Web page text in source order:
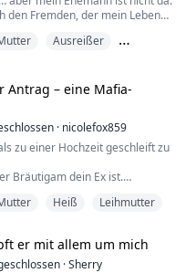
den Fremden, der mein Leben
Arschloch, das ein Nein
Fremde auf.
Ausreißer
Antrag – eine Mafia-
· nicolefox859
zu einer Hochzeit geschleift zu
Bräutigam dein Ex ist.
GQ-Dreitagebart.
Käsereiben.
Heiß Leihmutter
er mit allem um mich
·Sherry